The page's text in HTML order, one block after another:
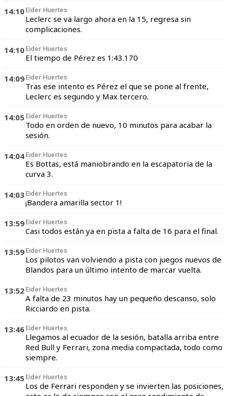
14:10 Eider Huertes
Leclerc se va largo ahora en la 15, regresa sin
complicaciones.
14:10 Eider Huertes
El tiempo de Pérez es 1:43.170
14:09 Eider Huertes
Tras ese intento es Pérez el que se pone al frente,
Leclerc es segundo y Max tercero.
14:05 Eider Huertes
Todo en orden de nuevo, 10 minutos para acabar la
sesión.
14:04 Eider Huertes
Es Bottas, está maniobrando en la escapatoria de la
curva 3.
14:03 Eider Huertes
¡Bandera amarilla sector 1!
13:59 Eider Huertes
Casi todos están ya en pista a falta de 16 para el final.
13:59 Eider Huertes
Los pilotos van volviendo a pista con juegos nuevos de
Blandos para un último intento de marcar vuelta.
13:52 Eider Huertes
A falta de 23 minutos hay un pequeño descanso, solo
Ricciardo en pista.
13:46 Eider Huertes
Llegamos al ecuador de la sesión, batalla arriba entre
Red Bull y Ferrari, zona media compactada, todo como
siempre.
13:45 Eider Huertes
Los de Ferrari responden y se invierten las posiciones,